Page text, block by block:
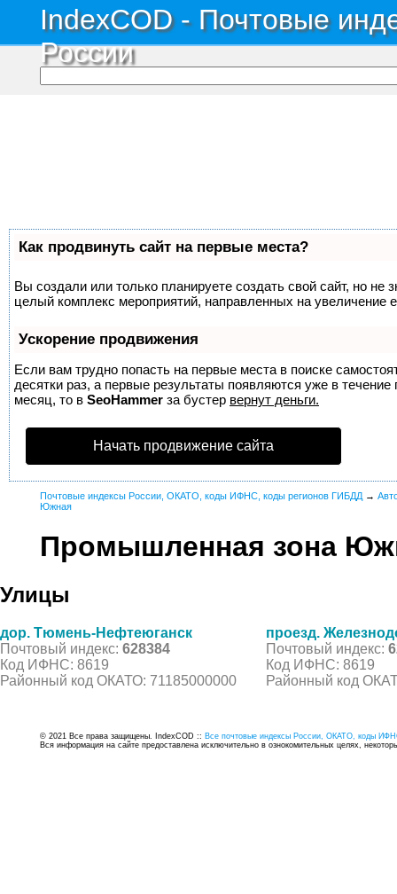
IndexCOD - Почтовые
России
Как продвинуть сайт на первые места?
Вы создали или только планируете создать свой сайт, но не
целый комплекс мероприятий, направленных на увеличение
Ускорение продвижения
Если вам трудно попасть на первые места в поиске
десятки раз, а первые результаты появляются уже в
месяц, то в SeoHammer за бустер вернут деньги.
Начать продвижение сайта
Почтовые индексы России, ОКАТО, коды ИФНС, коды регионов ГИБДД →
Южная
Промышленная зона
Улицы
дор. Тюмень-Нефтеюганск
Почтовый индекс: 628384
Код ИФНС: 8619
Районный код ОКАТО: 71185000000
проезд.
Почтовый индекс:
Код ИФНС: 8619
Районный код
© 2021 Все права защищены. IndexCOD :: Все почтовые индексы России, ОКАТО, коды
Вся информация на сайте предоставлена исключительно в ознокомительных целях,